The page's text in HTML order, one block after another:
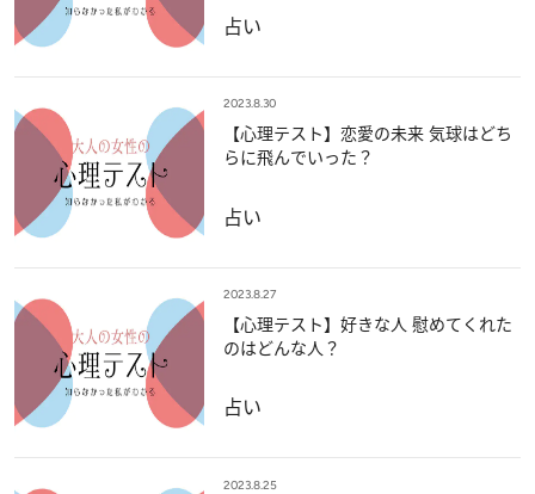
占い
2023.8.30
【心理テスト】恋愛の未来 気球はどち
らに飛んでいった？
占い
2023.8.27
【心理テスト】好きな人 慰めてくれた
のはどんな人？
占い
2023.8.25